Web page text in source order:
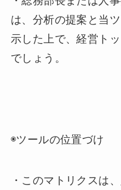
は、分析の提案と当
示した上で、経営ト
でしょう。
◉ツールの位置づけ
・このマトリクスは